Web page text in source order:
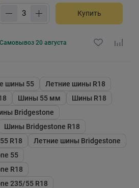
Купить
Самовывоз 20 августа
шины 55
Летние шины R18
Шины 55 мм
Шины R18
Bridgestone
Шины Bridgestone R18
R18
Летние шины Bridgestone
55
R18
235/55 R18